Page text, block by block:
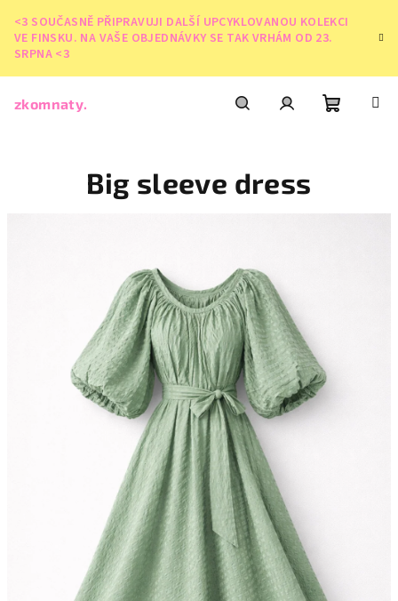
obsah
<3 SOUČASNĚ PŘIPRAVUJI DALŠÍ UPCYKLOVANOU KOLEKCI
VE FINSKU. NA VAŠE OBJEDNÁVKY SE TAK VRHÁM OD 23.
SRPNA <3
zkomnaty.
Big sleeve dress